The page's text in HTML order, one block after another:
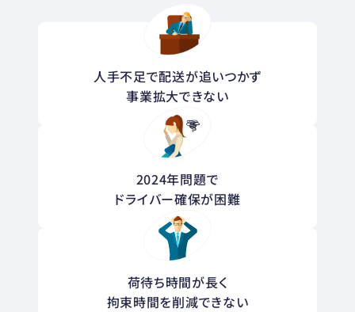
人手不足で配送が追いつかず
事業拡大できない
2024年問題で
ドライバー確保が困難
荷待ち時間が長く
拘束時間を削減できない